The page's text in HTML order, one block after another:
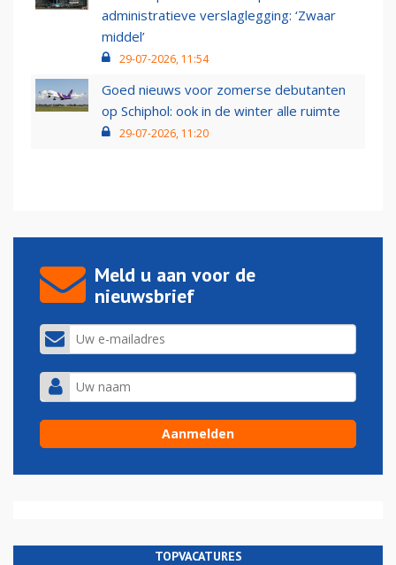
administratieve verslaglegging: ‘Zwaar
middel’
29-07-2026, 11:54
Goed nieuws voor zomerse debutanten
op Schiphol: ook in de winter alle ruimte
29-07-2026, 11:20
Meld u aan voor de
nieuwsbrief
TOPVACATURES